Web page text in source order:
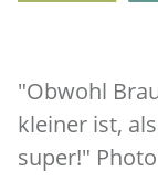
"Obwohl
kleiner ist,
super!"